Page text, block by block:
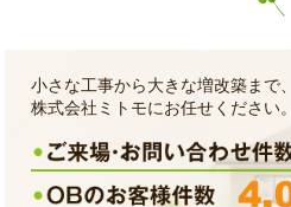
小さな工事から大きな増改築まで、
株式会社ミトモにお任せください。